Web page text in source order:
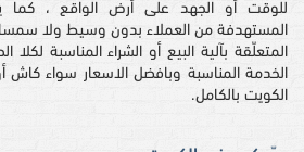
للوقت أو الجهد على أرض الواقع ، كما
المستهدفة من العملاء بدون وسيط ولا سمسار
المتعلّقة بآلية البيع أو الشراء المناسبة لكلا
الخدمة المناسبة وبافضل الاسعار سواء كاش
الكويت بالكامل.